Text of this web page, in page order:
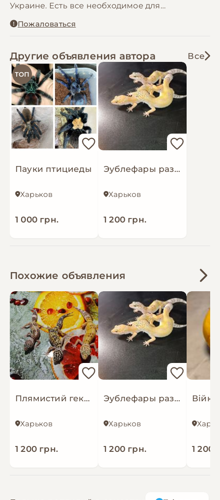
Украине. Есть все необходимое для
вопросы.
Пожаловаться
Другие объявления автора Все
ТОП
Пауки птициеды
Харьков
1 000 грн.
Эублефары разных морф большой выбор
Харьков
1 200 грн.
Похожие объявления
Плямистий гекон Еублефар для новачків відправки
Харьков
1 200 грн.
Эублефары разных морф большой выбор
Харьков
1 200 грн. 1 200